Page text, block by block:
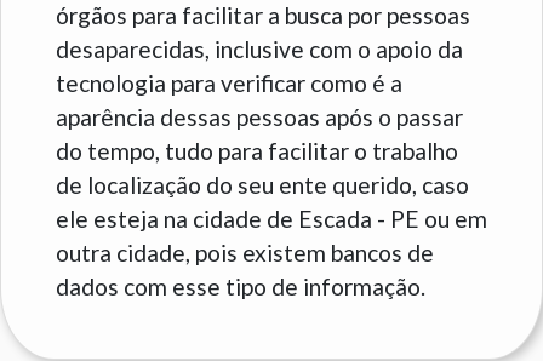
órgãos para facilitar a busca por pessoas
desaparecidas, inclusive com o apoio da
tecnologia para verificar como é a
aparência dessas pessoas após o passar
do tempo, tudo para facilitar o trabalho
de localização do seu ente querido, caso
ele esteja na cidade de Escada - PE ou em
outra cidade, pois existem bancos de
dados com esse tipo de informação.